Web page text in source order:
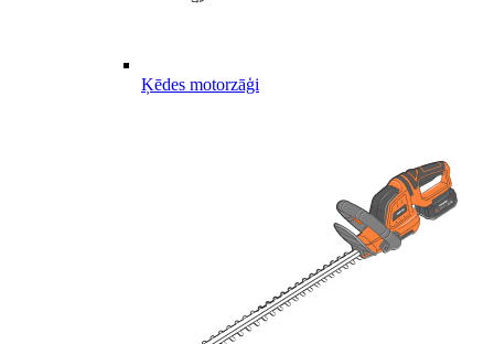
Ķēdes motorzāģi